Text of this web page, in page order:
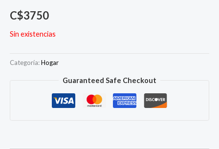
C$3750
Sin existencias
Categoría:Hogar
Guaranteed Safe Checkout